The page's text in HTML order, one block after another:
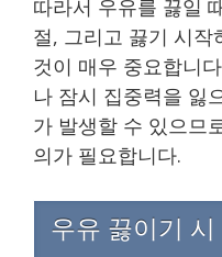
따라서 우유를 끓일
절, 그리고 끓기 시
것이 매우 중요합니
나 잠시 집중력을 잃
가 발생할 수 있으므
의가 필요합니다.
우유 끓이기